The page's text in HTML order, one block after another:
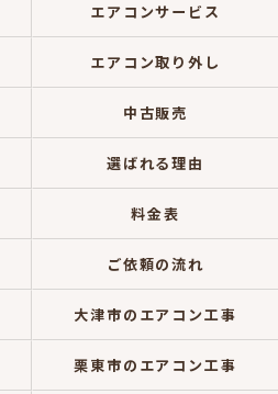
エアコンサービス
エアコン取り外し
中古販売
選ばれる理由
料金表
ご依頼の流れ
大津市のエアコン工事
栗東市のエアコン工事